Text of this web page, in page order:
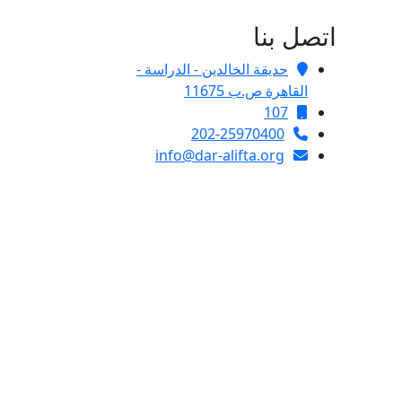
اتصل بنا
حديقة الخالدين - الدراسة -
القاهرة ص.ب 11675
107
202-25970400
info@dar-alifta.org